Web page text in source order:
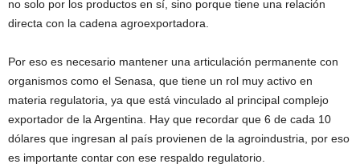
no solo por los productos en sí, sino porque tiene una relación
directa con la cadena agroexportadora.
Por eso es necesario mantener una articulación permanente con
organismos como el Senasa, que tiene un rol muy activo en
materia regulatoria, ya que está vinculado al principal complejo
exportador de la Argentina. Hay que recordar que 6 de cada 10
dólares que ingresan al país provienen de la agroindustria, por eso
es importante contar con ese respaldo regulatorio.